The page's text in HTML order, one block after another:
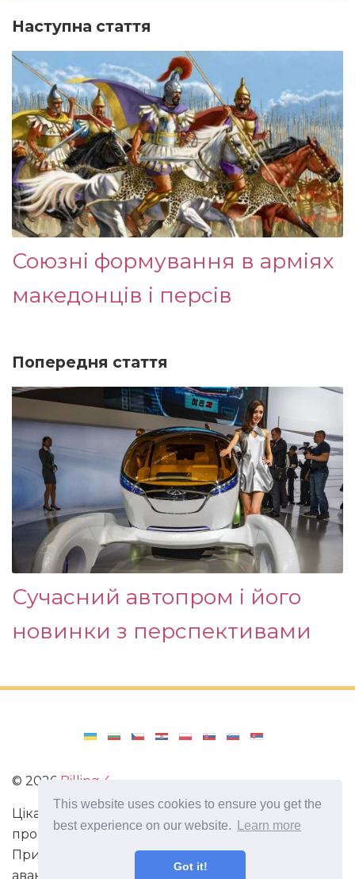
This website uses cookies to ensure you get the
best experience on our website.
Learn more
Got it!
Наступна стаття
Союзні формування в арміях
македонців і персів
Попередня стаття
Сучасний автопром і його
новинки з перспективами
© 2026 Billing 4
Цікаві та захоплюючі факти з усього світу. Статті
про виживання в непередбачених ситуаціях.
Пригоди, маршрути і спосіб життя сучасного
авантюриста. Все про мистецтво магії.